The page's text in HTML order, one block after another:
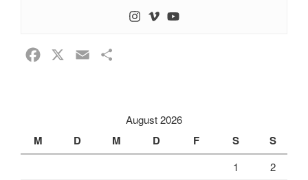
o
n
August 2026
M D M D F S S
1
2